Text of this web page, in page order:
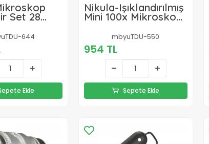
Set 28
Kiti 300x
644
Ekle
Nikula-Işıklandırılmış
Mini 100x Mikroskop
mbyuTDU-550
954 TL
Sepete Ekle